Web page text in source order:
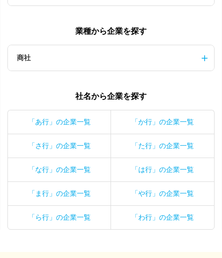
業種から企業を探す
商社
社名から企業を探す
「あ行」の企業一覧 「か行」の企業一覧
「さ行」の企業一覧 「た行」の企業一覧
「な行」の企業一覧 「は行」の企業一覧
「ま行」の企業一覧 「や行」の企業一覧
「ら行」の企業一覧 「わ行」の企業一覧